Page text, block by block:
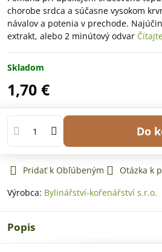
chorobe srdca a súčasne vysokom
návalov a potenia v prechode.
extrakt, alebo 2 minútový odvar
Skladom
1,70 €
Do
Pridať k Obľúbeným Otázka k
Výrobca: Bylinářství-kořenářství s.r.o.
Popis